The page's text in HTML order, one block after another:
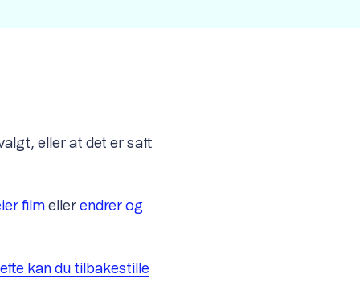
eller at det er satt
film ellerendrer og
kan du tilbakestille